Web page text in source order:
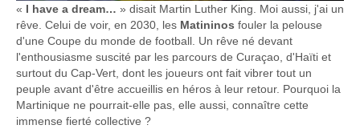
« I have a dream… » disait Martin Luther King. Moi aussi, j'ai un
rêve. Celui de voir, en 2030, les Matininos fouler la pelouse
d'une Coupe du monde de football. Un rêve né devant
l'enthousiasme suscité par les parcours de Curaçao, d'Haïti et
surtout du Cap-Vert, dont les joueurs ont fait vibrer tout un
peuple avant d'être accueillis en héros à leur retour. Pourquoi la
Martinique ne pourrait-elle pas, elle aussi, connaître cette
immense fierté collective ?